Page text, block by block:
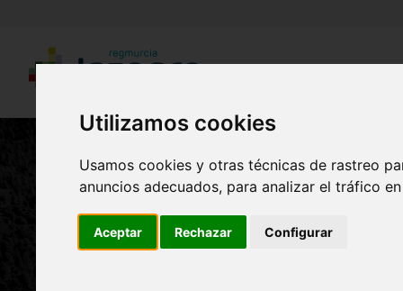
Utilizamos cookies
Usamos cookies y otras técnicas de rastreo
anuncios adecuados, para analizar el tráfico
Aceptar Rechazar Configurar